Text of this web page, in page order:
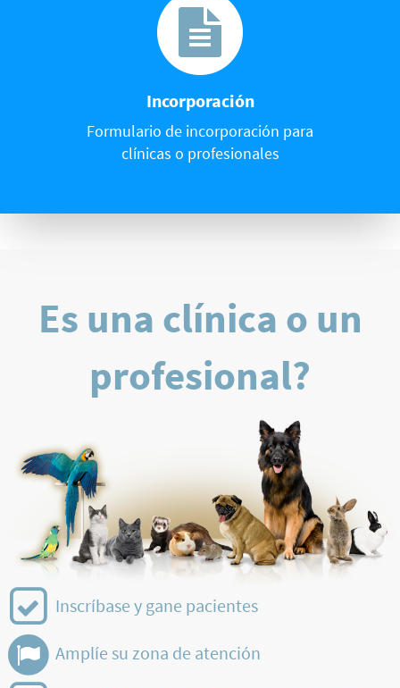
Incorporación
Formulario de incorporación para
clínicas o profesionales
Es una clínica o un
profesional?
Inscríbase y gane pacientes
Amplíe su zona de atención